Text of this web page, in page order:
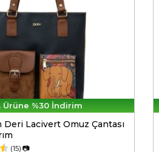
Ürüne %30 İndirim
Deri Lacivert Omuz Çantası
(15) 📷